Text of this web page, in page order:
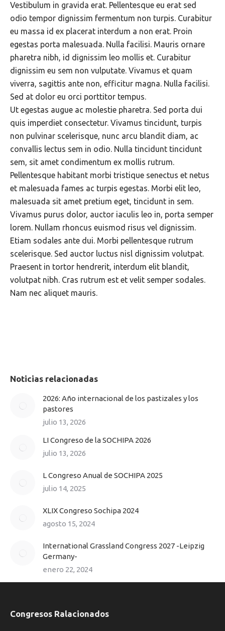
Vestibulum in gravida erat. Pellentesque eu erat sed
odio tempor dignissim fermentum non turpis. Curabitur
eu massa id ex placerat interdum a non erat. Proin
egestas porta malesuada. Nulla facilisi. Mauris ornare
pharetra nibh, id dignissim leo mollis et. Curabitur
dignissim eu sem non vulputate. Vivamus et quam
viverra, sagittis ante non, efficitur magna. Nulla facilisi.
Sed at dolor eu orci porttitor tempus.
Ut egestas augue ac molestie pharetra. Sed porta dui
quis imperdiet consectetur. Vivamus tincidunt, turpis
non pulvinar scelerisque, nunc arcu blandit diam, ac
convallis lectus sem in odio. Nulla tincidunt tincidunt
sem, sit amet condimentum ex mollis rutrum.
Pellentesque habitant morbi tristique senectus et netus
et malesuada fames ac turpis egestas. Morbi elit leo,
malesuada sit amet pretium eget, tincidunt in sem.
Vivamus purus dolor, auctor iaculis leo in, porta semper
lorem. Nullam rhoncus euismod risus vel dignissim.
Etiam sodales ante dui. Morbi pellentesque rutrum
scelerisque. Sed auctor luctus nisl dignissim volutpat.
Praesent in tortor hendrerit, interdum elit blandit,
volutpat nibh. Cras rutrum est et velit semper sodales.
Nam nec aliquet mauris.
Noticias relacionadas
2026: Año internacional de los pastizales y los
pastores
julio 13, 2026
LI Congreso de la SOCHIPA 2026
julio 13, 2026
L Congreso Anual de SOCHIPA 2025
julio 14, 2025
XLIX Congreso Sochipa 2024
agosto 15, 2024
International Grassland Congress 2027 -Leipzig
Germany-
enero 22, 2024
Congresos Ralacionados